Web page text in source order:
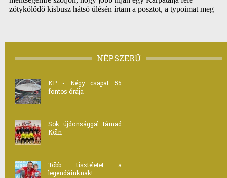
NÉPSZERŰ
KP - Négy csapat 55
fontos órája
Sok újdonsággal támad
Köln
Több tiszteletet a
legendáinknak!